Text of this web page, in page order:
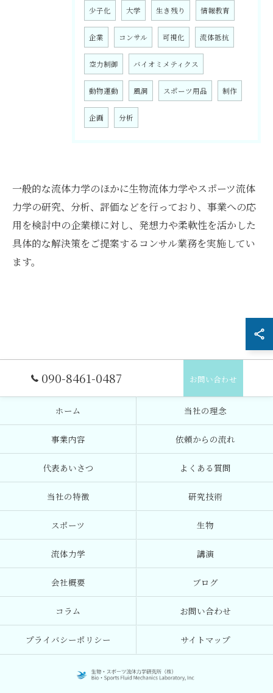
少子化 大学 生き残り 情報教育
企業 コンサル 可視化 流体抵抗
空力制御 バイオミメティクス
動物運動 風洞 スポーツ用品 制作
企画 分析
一般的な流体力学のほかに生物流体力学やスポーツ流体
力学の研究、分析、評価などを行っており、事業への応
用を検討中の企業様に対し、発想力や柔軟性を活かした
具体的な解決策をご提案するコンサル業務を実施してい
ます。
090-8461-0487 お問い合わせ
ホーム 当社の理念
事業内容 依頼からの流れ
代表あいさつ よくある質問
当社の特徴 研究技術
スポーツ 生物
流体力学 講演
会社概要 ブログ
コラム お問い合わせ
プライバシーポリシー サイトマップ